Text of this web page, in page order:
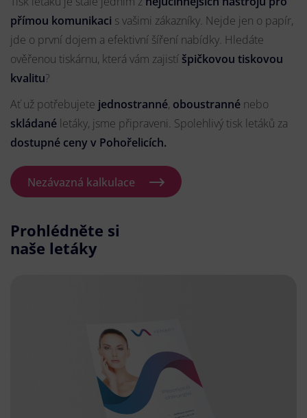
přímou komunikaci s vašimi zákazníky. Nejde jen o papír,
jde o první dojem a efektivní šíření nabídky. Hledáte
ověřenou tiskárnu, která vám zajistí špičkovou tiskovou
kvalitu?
Ať už potřebujete jednostranné, oboustranné nebo
skládané letáky, jsme připraveni. Spolehlivý tisk letáků za
dostupné ceny v Pohořelicích.
Nezávazná kalkulace
Prohlédněte si
naše letáky